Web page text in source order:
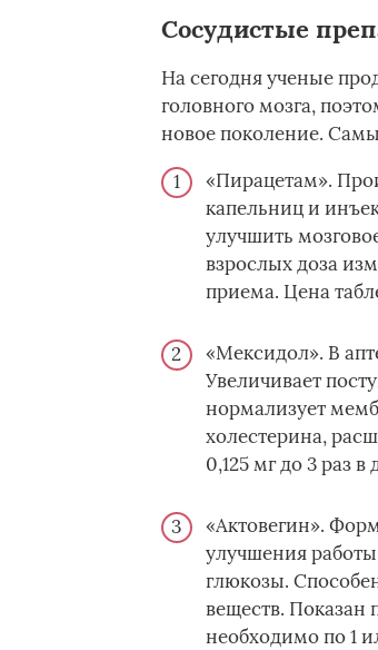
Сосудистые
На сегодня ученые
головного мозга,
новое поколение.
«Пирацетам».
капельниц и
улучшить
взрослых доза
приема. Цена
«Мексидол». В
Увеличивает
нормализует
холестерина,
0,125 мг до 3 раз
«Актовегин».
улучшения работы
глюкозы.
веществ. Показан
необходимо по 1